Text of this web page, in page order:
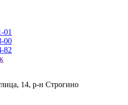
01
00
82
14, р-н Строгино